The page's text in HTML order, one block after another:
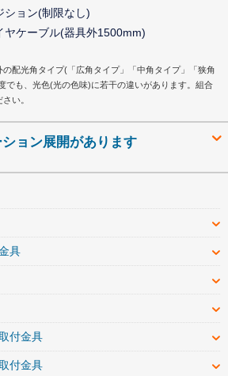
ション(制限なし)
ヤケーブル(器具外1500mm)
配光角タイプ(「広角タイプ」「中角タイプ」「狭角
でも、光色(光の色味)に若干の違いがあります。組合
い。
ョン展開があります
具
付金具
付金具